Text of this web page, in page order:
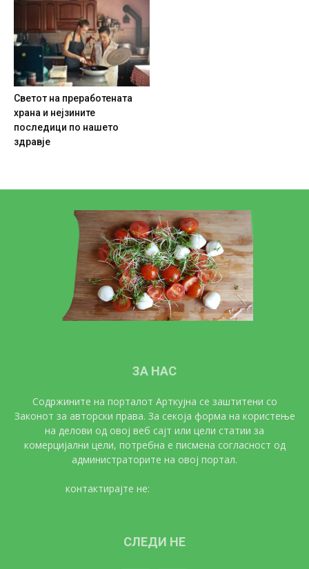
Светот на преработената
храна и нејзините
последици по нашето
здравје
ЗА НАС
Содржините на порталот Арткујна се заштитени со
Законот за авторски права. За секоја форма на користење
на делови од овој веб сајт или цели статии за
комерцијални цели, потребна е писмена согласност од
администраторите на овој портал.
контактирајте не:
СЛЕДИ НЕ